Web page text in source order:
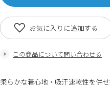
この商品について問い合わせる
お気に入りに追加する
柔らかな着心地・吸汗速乾性を併